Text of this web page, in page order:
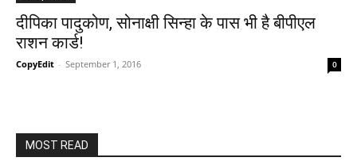
दीपिका पादुकोण, सोनाक्षी सिन्‍हा के पास भी है बीपीएल
राशन कार्ड!
CopyEdit - September 1, 2016 0
MOST READ